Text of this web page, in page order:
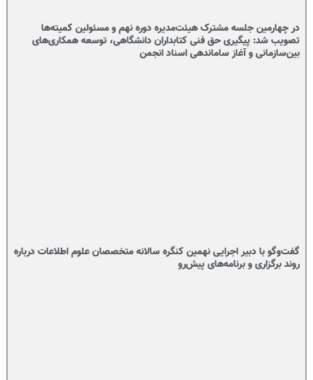
در چهارمین جلسه مشترک هیئت‌مدیره دوره نهم و مسئولین کمیته‌ها
تصویب شد: پیگیری حق فنی کتابداران دانشگاهی، توسعه همکاری‌های
بین‌سازمانی و آغاز ساماندهی اسناد انجمن
گفت‌وگو با دبیر اجرایی نهمین کنگره سالانه متخصصان علوم اطلاعات درباره
روند برگزاری و برنامه‌های پیش‌رو